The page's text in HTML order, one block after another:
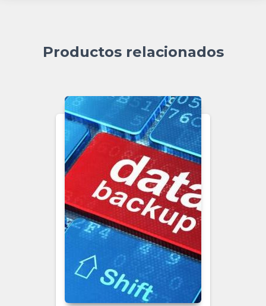
Productos relacionados